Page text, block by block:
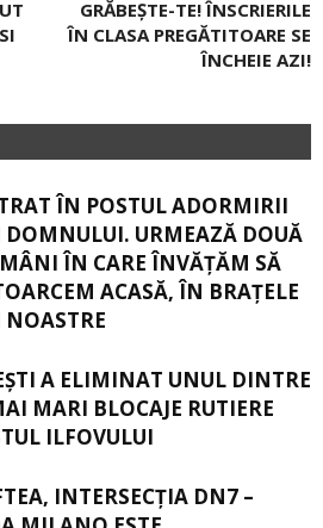
GRĂBEȘTE-TE! ÎNSCRIERILE
ÎN CLASA PREGĂTITOARE SE
ÎNCHEIE AZI!
ÎN POSTUL ADORMIRII
URMEAZĂ DOUĂ
ÎN CARE ÎNVĂŢĂM SĂ
ACASĂ, ÎN BRAŢELE
A ELIMINAT UNUL DINTRE
MARI BLOCAJE RUTIERE
ILFOVULUI
INTERSECŢIA DN7 –